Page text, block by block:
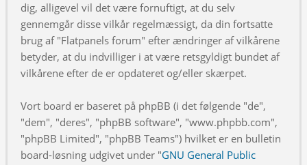
dig, alligevel vil det være fornuftigt, at du selv
gennemgår disse vilkår regelmæssigt, da din fortsatte
brug af "Flatpanels forum" efter ændringer af vilkårene
betyder, at du indvilliger i at være retsgyldigt bundet af
vilkårene efter de er opdateret og/eller skærpet.
Vort board er baseret på phpBB (i det følgende "de",
"dem", "deres", "phpBB software", "www.phpbb.com",
"phpBB Limited", "phpBB Teams") hvilket er en bulletin
board-løsning udgivet under "GNU General Public